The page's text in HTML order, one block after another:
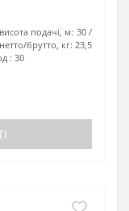
подачі, м: 30
брутто, кг: 23,5
: 30